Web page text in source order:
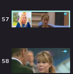
57
58